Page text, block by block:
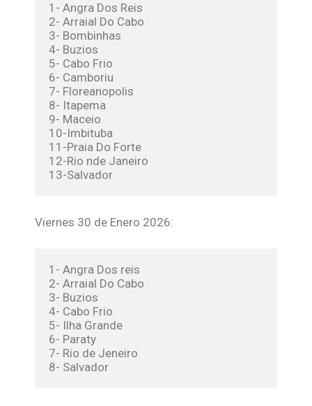
1- Angra Dos Reis
2- Arraial Do Cabo
3- Bombinhas
4- Buzios
5- Cabo Frio
6- Camboriu
7- Floreanopolis
8- Itapema
9- Maceio
10-Imbituba
11-Praia Do Forte
12-Rio nde Janeiro
13-Salvador
Viernes 30 de Enero 2026:
1- Angra Dos reis
2- Arraial Do Cabo
3- Buzios
4- Cabo Frio
5- Ilha Grande
6- Paraty
7- Rio de Jeneiro
8- Salvador